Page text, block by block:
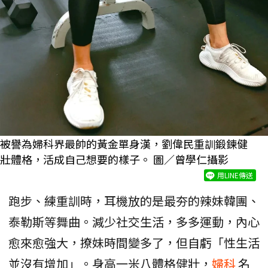
被譽為婦科界最帥的黃金單身漢，劉偉民重訓鍛鍊健
壯體格，活成自己想要的樣子。 圖／曾學仁攝影
用LINE傳送
跑步、練重訓時，耳機放的是最夯的辣妹韓團、
泰勒斯等舞曲。減少社交生活，多多運動，內心
愈來愈強大，撩妹時間變多了，但自虧「性生活
並沒有增加」。身高一米八體格健壯， 婦科名